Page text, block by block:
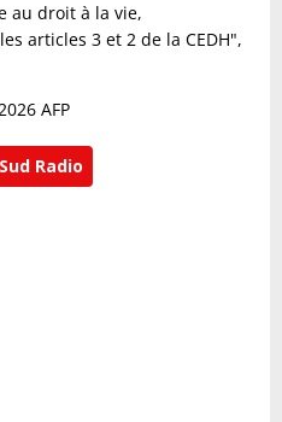
au droit à la vie,
articles 3 et 2 de la CEDH",
AFP
Radio